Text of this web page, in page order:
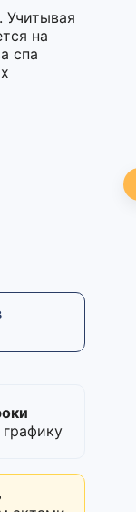
Учитывая
на
спа
графику